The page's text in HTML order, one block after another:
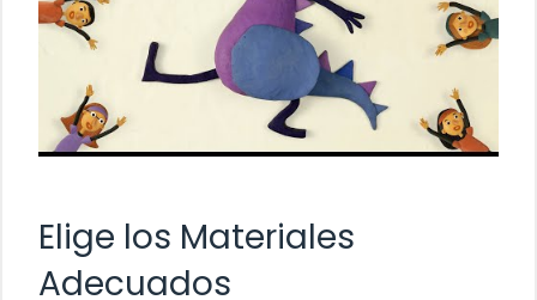
Elige los Materiales
Adecuados